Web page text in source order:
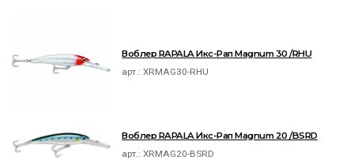
Воблер RAPALA Икс-Рап Magnum 30 /RHU
арт.:XRMAG30-RHU
Воблер RAPALA Икс-Рап Magnum 20 /BSRD
арт.:XRMAG20-BSRD